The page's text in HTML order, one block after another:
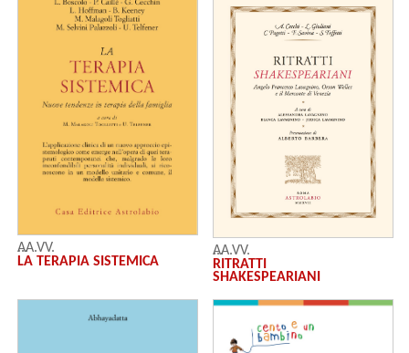
AA.VV.
LA TERAPIA SISTEMICA
AA.VV.
RITRATTI
SHAKESPEARIANI